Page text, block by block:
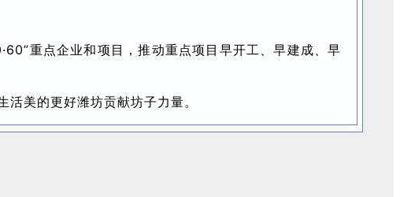
重点企业和项目，推动重点项目早开工、早建成、早
美的更好潍坊贡献坊子力量。